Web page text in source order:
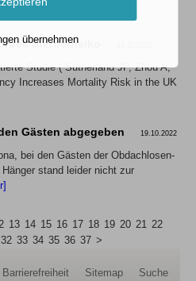
Sterberrisiko
Studie ( Sutherland JP, Zhou A,
Increases Mortality Risk in the UK
Gästen abgegeben 19.10.2022
bei den Gästen der Obdachlosen-
stand leider nicht zur
13 14 15 16 17 18 19 20 21
22
32 33 34 35 36 37 >
Barrierefreiheit Sitemap Suche
übernehmen